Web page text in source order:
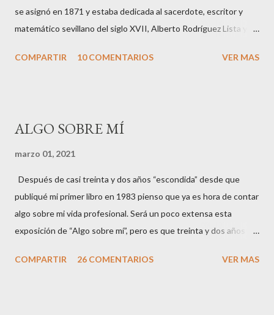
se asignó en 1871 y estaba dedicada al sacerdote, escritor y
matemático sevillano del siglo XVII, Alberto Rodríguez Lista y
nueva denominación, popularmente, los madrileños la siguen
http://www.edicioneslalibreria.es/
COMPARTIR 10 COMENTARIOS VER MAS
ALGO SOBRE MÍ
marzo 01, 2021
Después de casi treinta y dos años “escondida” desde que
publiqué mi primer libro en 1983 pienso que ya es hora de contar
algo sobre mi vida profesional. Será un poco extensa esta
exposición de “Algo sobre mí”, pero es que treinta y dos años
RRSS soy conocida como Mayrit) y poca gente me conoce en
COMPARTIR 26 COMENTARIOS VER MAS